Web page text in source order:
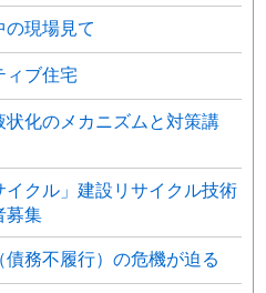
現場見て
ィブ住宅
化のメカニズムと対策講
イクル」建設リサイクル技術
募集
債務不履行）の危機が迫る